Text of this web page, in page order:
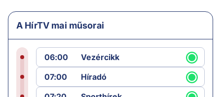
A HírTV mai műsorai
06:00
Vezércikk
07:00
Híradó